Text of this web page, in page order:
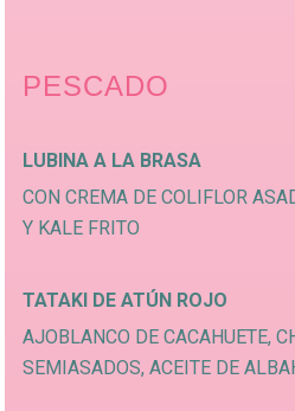
PESCADO
LUBINA A LA BRASA
CON CREMA DE COLIFLOR
Y KALE FRITO
TATAKI DE ATÚN ROJO
AJOBLANCO DE CACAHUETE,
SEMIASADOS, ACEITE DE